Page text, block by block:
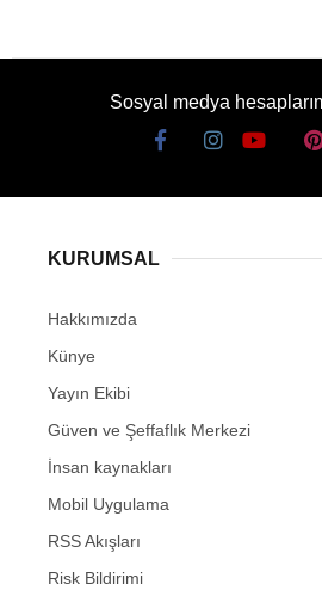
Sosyal medya
KURUMSAL
Hakkımızda
Künye
Yayın Ekibi
Güven ve Şeffaflık Merkezi
İnsan kaynakları
Mobil Uygulama
RSS Akışları
Risk Bildirimi